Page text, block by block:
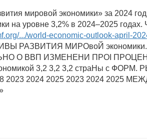
мировой экономики» за 2024 год
на уровне 3,2% в 2024–2025 годах.
.../world-economic-outlook-april-